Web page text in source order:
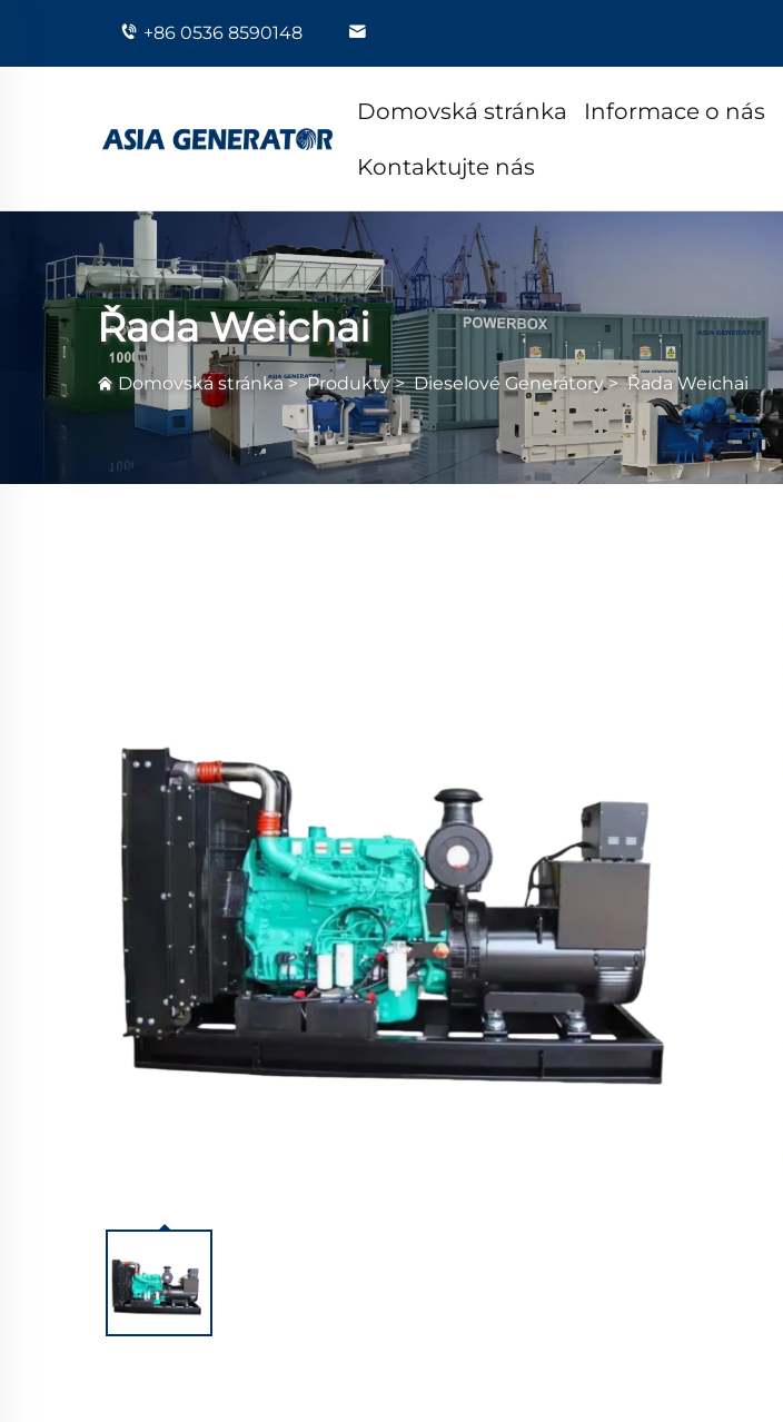
+86 0536 8590148
Domovská stránka Informace o nás
Kontaktujte nás
Řada Weichai
Domovská stránka>Produkty>Dieselové Generátory>Řada Weichai